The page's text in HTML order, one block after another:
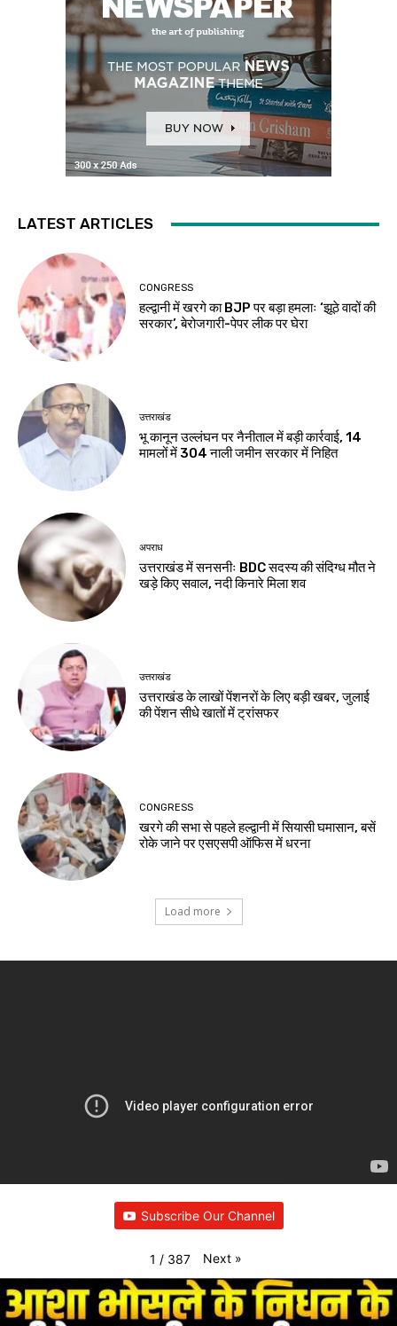
LATEST ARTICLES
CONGRESS
हल्द्वानी में खरगे का BJP पर बड़ा हमलाः ‘झूठे वादों की
सरकार’, बेरोजगारी-पेपर लीक पर घेरा
उत्तराखंड
भू कानून उल्लंघन पर नैनीताल में बड़ी कार्रवाई, 14
मामलों में 304 नाली जमीन सरकार में निहित
अपराध
उत्तराखंड में सनसनीः BDC सदस्य की संदिग्ध मौत ने
खड़े किए सवाल, नदी किनारे मिला शव
उत्तराखंड
उत्तराखंड के लाखों पेंशनरों के लिए बड़ी खबर, जुलाई
की पेंशन सीधे खातों में ट्रांसफर
CONGRESS
खरगे की सभा से पहले हल्द्वानी में सियासी घमासान, बसें
रोके जाने पर एसएसपी ऑफिस में धरना
Load more
Subscribe Our Channel
1 / 387 Next »